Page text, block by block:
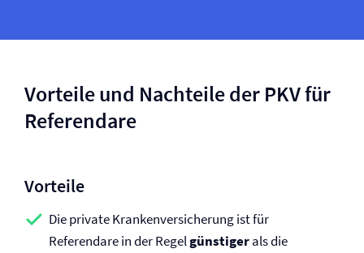
Vorteile und Nachteile der PKV für
Referendare
Vorteile
Die private Kranken­versicherung ist für
Referendare in der Regelgünstigerals die